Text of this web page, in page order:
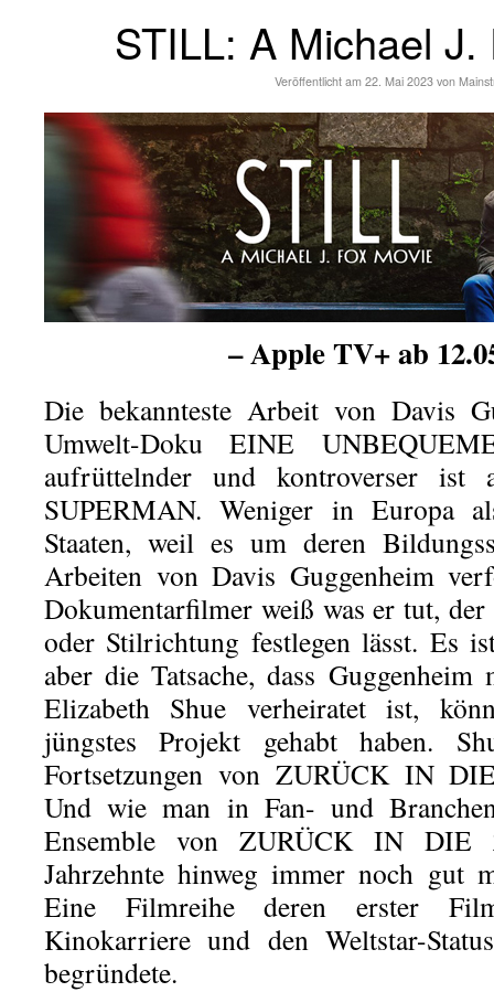
STILL: A Michael J.
Veröffentlicht am 22. Mai 2023 von
– Apple TV+ ab
Die bekannteste Arbeit von Davis
Umwelt-Doku EINE
aufrüttelnder und kontroverser ist
SUPERMAN. Weniger in Europa
Staaten, weil es um deren
Arbeiten von Davis Guggenheim
Dokumentarfilmer weiß was er tut,
oder Stilrichtung festlegen lässt. Es
aber die Tatsache, dass
Elizabeth Shue verheiratet ist,
jüngstes Projekt gehabt haben.
Fortsetzungen von ZURÜCK IN
Und wie man in Fan- und
Ensemble von ZURÜCK IN DIE
Jahrzehnte hinweg immer noch gut
Eine Filmreihe deren erster
Kinokarriere und den Weltstar-
begründete.